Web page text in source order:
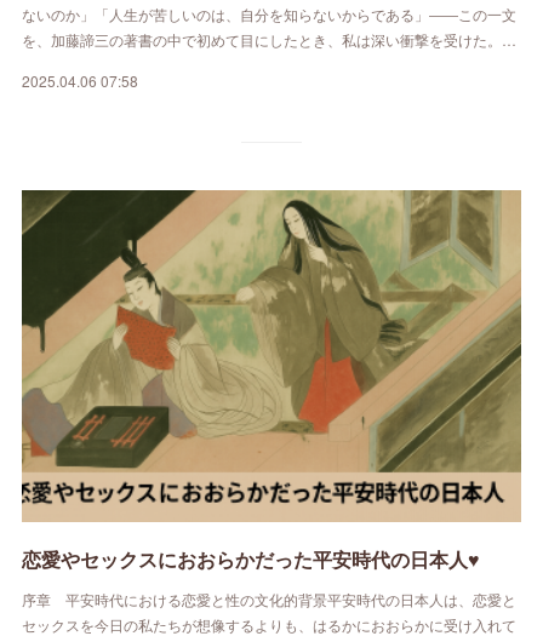
ないのか」「人生が苦しいのは、自分を知らないからである」――この一文
を、加藤諦三の著書の中で初めて目にしたとき、私は深い衝撃を受けた。…
2025.04.06 07:58
恋愛やセックスにおおらかだった平安時代の日本人♥
序章 平安時代における恋愛と性の文化的背景平安時代の日本人は、恋愛と
セックスを今日の私たちが想像するよりも、はるかにおおらかに受け入れて